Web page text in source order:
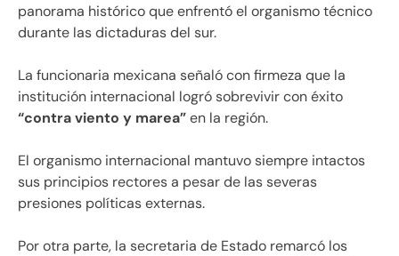
panorama histórico que enfrentó el organismo técnico
durante las dictaduras del sur.
La funcionaria mexicana señaló con firmeza que la
institución internacional logró sobrevivir con éxito
“contra viento y marea”en la región.
El organismo internacional mantuvo siempre intactos
sus principios rectores a pesar de las severas
presiones políticas externas.
Por otra parte, la secretaria de Estado remarcó los